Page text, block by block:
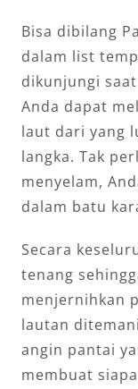
Bisa dibilang
dalam list
dikunjungi
Anda dapat
laut dari yang
langka. Tak
menyelam,
dalam batu
Secara
tenang
menjernihkan
lautan
angin pantai
membuat